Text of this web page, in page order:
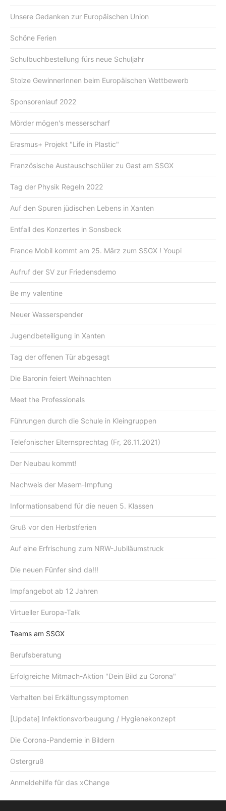
Unsere Gedanken zur Europäischen Union
Schöne Ferien
Schulbuchbestellung fürs neue Schuljahr
Stolze GewinnerInnen beim Europäischen Wettbewerb
Sponsorenlauf 2022
Mörder mögen's messerscharf
Erasmus+ Projekt "Life in Plastic"
Französische Austauschschüler zu Gast am SSGX
Tag der Physik Regeln 2022
Auf den Spuren jüdischen Lebens in Xanten
Entfall des Konzertes in Sonsbeck
France Mobil kommt am 25. März zum SSGX ! Youpi
Aufruf der SV zur Friedensdemo
Be my valentine
Neuer Wasserspender
Jugendbeteiligung in Xanten
Tag der offenen Tür abgesagt
Die Baronin feiert Weihnachten
Meet the Professionals
Führungen durch die Schule in Kleingruppen
Telefonischer Elternsprechtag (Fr, 26.11.2021)
Der Neubau kommt!
Nachweis der Masern-Impfung
Informationsabend für die neuen 5. Klassen
Gruß vor den Herbstferien
Auf eine Erfrischung zum NRW-Jubiläumstruck
Die neuen Fünfer sind da!!!
Impfangebot ab 12 Jahren
Virtueller Europa-Talk
Teams am SSGX
Berufsberatung
Erfolgreiche Mitmach-Aktion "Dein Bild zu Corona"
Verhalten bei Erkältungssymptomen
[Update] Infektionsvorbeugung / Hygienekonzept
Die Corona-Pandemie in Bildern
Ostergruß
Anmeldehilfe für das xChange